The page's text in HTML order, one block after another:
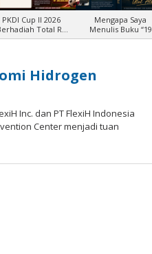
PKDI Cup II 2026
Total Rp
500 Juta
Mengapa Saya
Menulis Buku “19
Tahun Men
Hidrogen
Inc. dan PT FlexiH Indonesia
Center menjadi tuan